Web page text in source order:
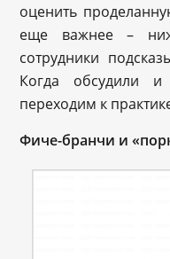
оценить
еще важнее –
сотрудники
Когда обсудили
переходим к
Фиче-бранчи и